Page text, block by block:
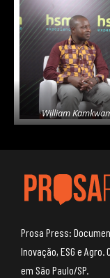
William
Prosa Press:
Inovação, ESG e
em São Paulo/SP.